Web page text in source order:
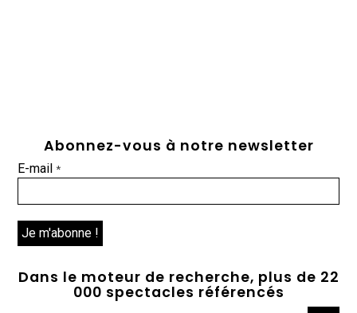
Abonnez-vous à notre newsletter
E-mail*
Dans le moteur de recherche, plus de 22
000 spectacles référencés